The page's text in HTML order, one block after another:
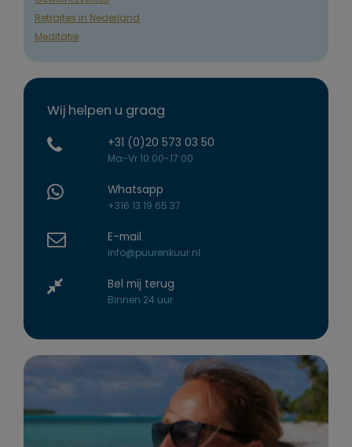
Retraites in Nederland
Meditatie
Wij helpen u graag
+31 (0)20 573 03 50
Ma-Vr 10:00-17:00
Whatsapp
+316 13 19 65 37
E-mail
info@puurenkuur.nl
Bel mij terug
Binnen 24 uur